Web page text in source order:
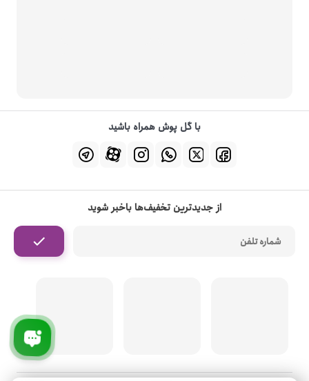
با گل پوش همراه باشید
از جدیدترین تخفیف‌ها باخبر شوید